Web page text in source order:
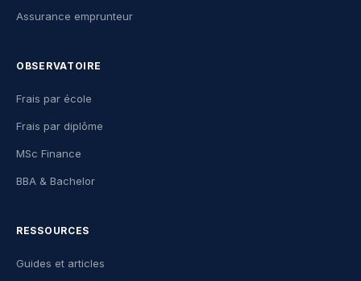
Assurance emprunteur
OBSERVATOIRE
Frais par école
Frais par diplôme
MSc Finance
BBA & Bachelor
RESSOURCES
Guides et articles